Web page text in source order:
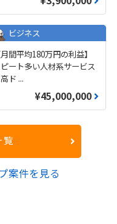
ビジネス
月間平均180万円の利益】
ピート多い人材系サービス
ド ...
¥45,000,000
覧
案件を見る